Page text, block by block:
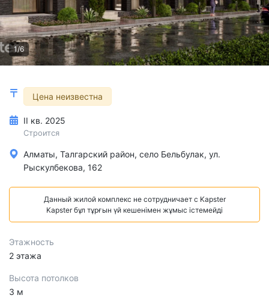
1/6
Цена неизвестна
II кв. 2025
Строится
Алматы, Талгарский район, село Бельбулак, ул.
Рыскулбекова, 162
Данный жилой комплекс не сотрудничает с Kapster
Kapster бұл тұрғын үй кешенімен жұмыс істемейді
Этажность
2 этажа
Высота потолков
3 м